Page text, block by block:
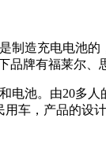
造充电电池
牌有福莱尔、
池。由20多
车，产品的设